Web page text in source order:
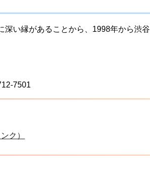
深い縁があることから、1998年から渋
7501
ク）